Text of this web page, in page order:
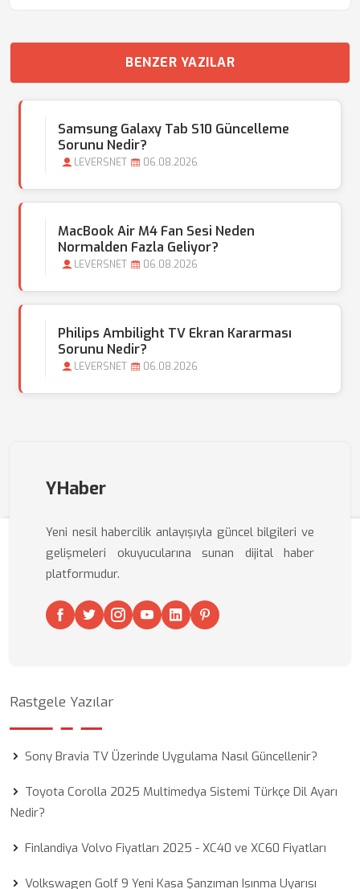
BENZER YAZILAR
Samsung Galaxy Tab S10 Güncelleme
Sorunu Nedir?
LEVERSNET 06.08.2026
MacBook Air M4 Fan Sesi Neden
Normalden Fazla Geliyor?
LEVERSNET 06.08.2026
Philips Ambilight TV Ekran Kararması
Sorunu Nedir?
LEVERSNET 06.08.2026
YHaber
Yeni nesil habercilik anlayışıyla güncel bilgileri ve
gelişmeleri okuyucularına sunan dijital haber
platformudur.
Rastgele Yazılar
Sony Bravia TV Üzerinde Uygulama Nasıl Güncellenir?
Toyota Corolla 2025 Multimedya Sistemi Türkçe Dil Ayarı
Nedir?
Finlandiya Volvo Fiyatları 2025 - XC40 ve XC60 Fiyatları
Volkswagen Golf 9 Yeni Kasa Şanzıman Isınma Uyarısı